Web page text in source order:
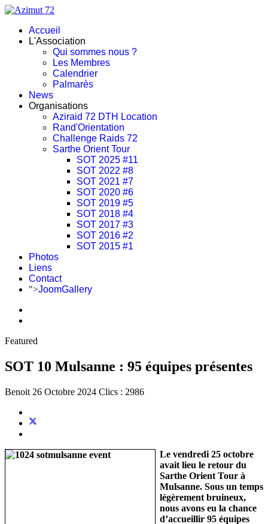
Accueil
L'Association
Qui sommes nous ?
Les Membres
Calendrier
Palmarès
News
Organisations
Aziraid 72 DTH Location
Rand'Orientation
Challenge Raids 72
Sarthe Orient Tour
SOT 2025 #11
SOT 2022 #8
SOT 2021 #7
SOT 2020 #6
SOT 2019 #5
SOT 2018 #4
SOT 2017 #3
SOT 2016 #2
SOT 2015 #1
Photos
Liens
Contact
">JoomGallery
Featured
SOT 10 Mulsanne : 95 équipes présentes
Benoit 26 Octobre 2024 Clics : 2986
Le vendredi 25 octobre
avait lieu le retour du
Sarthe Orient Tour à
Mulsanne. Sous un temps
légèrement bruineux,
nous avons eu la chance
d’accueillir 95 équipes